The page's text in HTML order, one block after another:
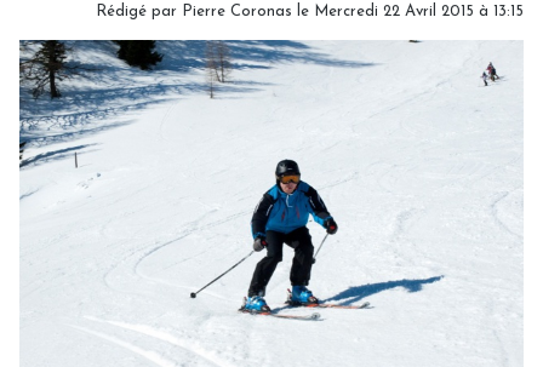
Rédigé par Pierre Coronas le Mercredi 22 Avril 2015 à 13:15